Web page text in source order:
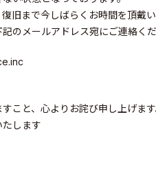
旧まで今しばらくお時間を頂戴い
のメールアドレス宛にご連絡く
こと、心よりお詫び申し上げます
します